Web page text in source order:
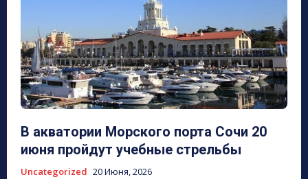
В акватории Морского порта Сочи 20
июня пройдут учебные стрельбы
Uncategorized 20 Июня, 2026